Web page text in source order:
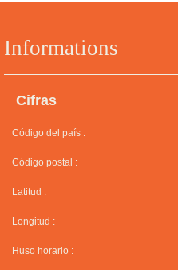
Informations
Cifras
Código del país :
Código postal :
Latitud :
Longitud :
Huso horario :